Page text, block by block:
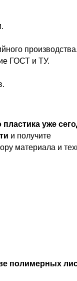
ГОСТ и ТУ.
уже
и получите
материала и
полимерных